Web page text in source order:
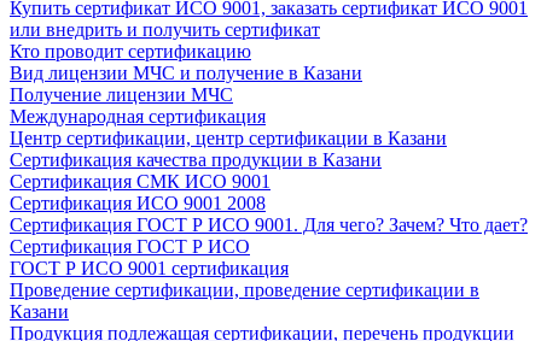
Купить сертификат ИСО 9001, заказать сертификат ИСО 9001
или внедрить и получить сертификат
Кто проводит сертификацию
Вид лицензии МЧС и получение в Казани
Получение лицензии МЧС
Международная сертификация
Центр сертификации, центр сертификации в Казани
Сертификация качества продукции в Казани
Сертификация СМК ИСО 9001
Сертификация ИСО 9001 2008
Сертификация ГОСТ Р ИСО 9001. Для чего? Зачем? Что дает?
Сертификация ГОСТ Р ИСО
ГОСТ Р ИСО 9001 сертификация
Проведение сертификации, проведение сертификации в
Казани
Продукция подлежащая сертификации, перечень продукции